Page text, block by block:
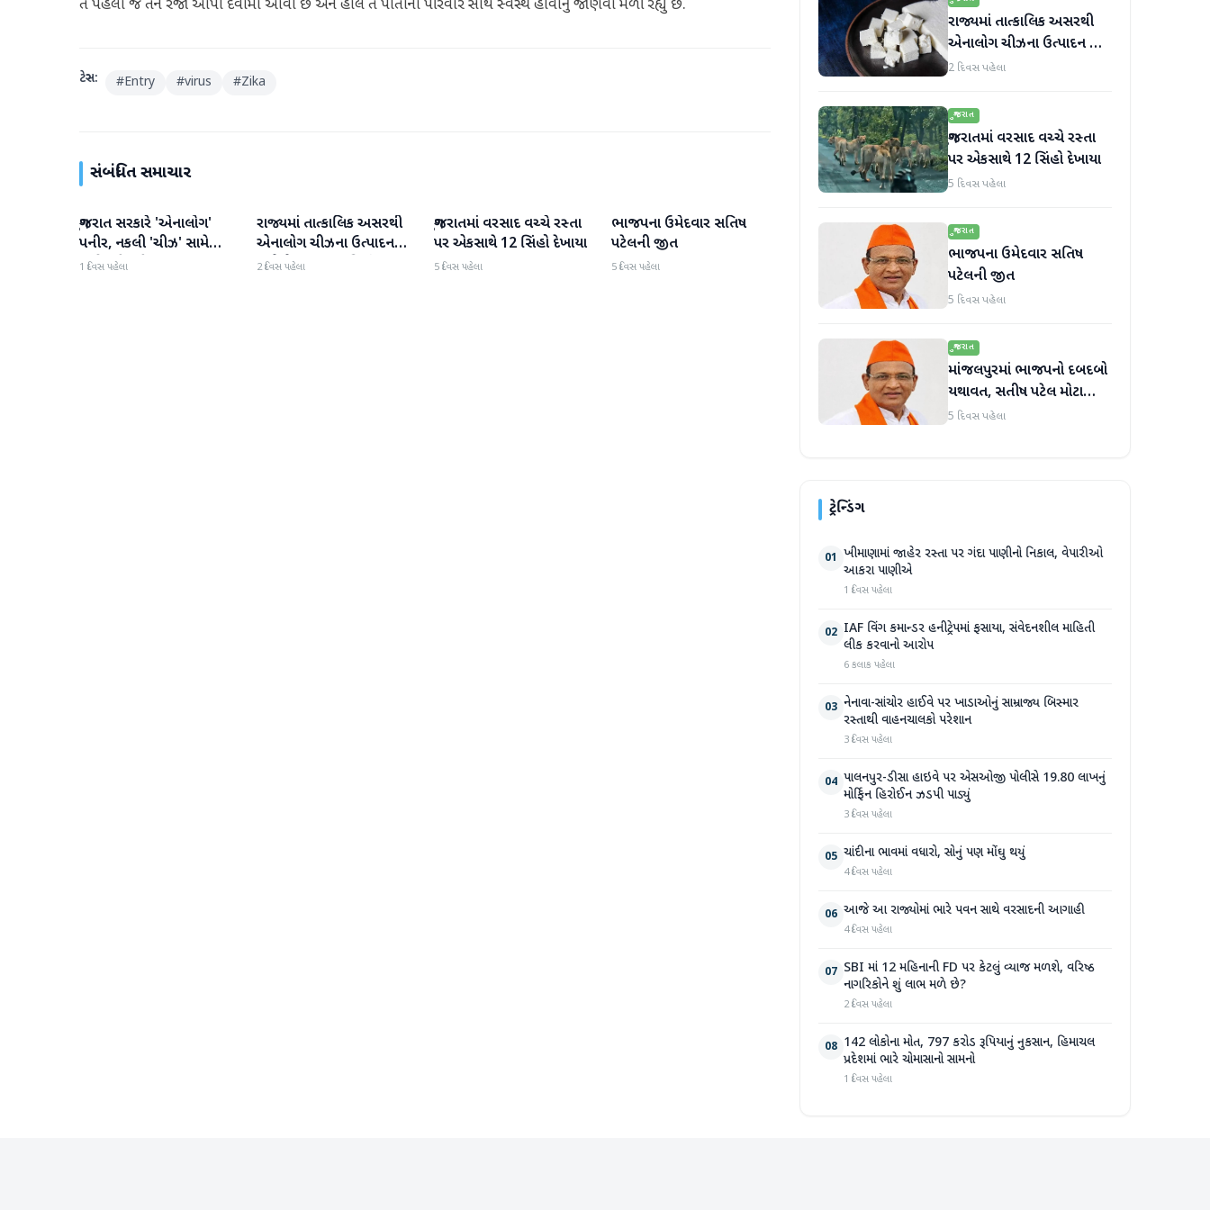
તે પહેલા જ તેને રજા આપી દેવામાં આવી છે અને હાલ તે પોતાના પરિવાર સાથે સ્વસ્થ હોવાનું જાણવા મળી રહ્યું છે.
ટેગ્સ: #Entry #virus #Zika
સંબંધિત સમાચાર
ગુજરાત
ગુજરાત સરકારે 'એનાલોગ'
પનીર, નકલી 'ચીઝ' સામે
કાર્યવાહી કરી
1 દિવસ પહેલા
ગુજરાત
રાજ્યમાં તાત્કાલિક અસરથી
એનાલોગ ચીઝના ઉત્પાદન
અને વેચાણ પર પ્રતિબંધ.
2 દિવસ પહેલા
ગુજરાત
ગુજરાતમાં વરસાદ વચ્ચે રસ્તા
પર એકસાથે 12 સિંહો દેખાયા
5 દિવસ પહેલા
ગુજરાત
ભાજપના ઉમેદવાર સતિષ
પટેલની જીત
5 દિવસ પહેલા
રાજ્યમાં તાત્કાલિક અસરથી
એનાલોગ ચીઝના ઉત્પાદન અને
વેચાણ પર પ્રતિબંધ.
2 દિવસ પહેલા
ગુજરાત
ગુજરાતમાં વરસાદ વચ્ચે રસ્તા
પર એકસાથે 12 સિંહો દેખાયા
5 દિવસ પહેલા
ગુજરાત
ભાજપના ઉમેદવાર સતિષ
પટેલની જીત
5 દિવસ પહેલા
ગુજરાત
માંજલપુરમાં ભાજપનો દબદબો
યથાવત, સતીષ પટેલ મોટા
માર્જિનથી આગળ
5 દિવસ પહેલા
ટ્રેન્ડિંગ
01 ખીમાણામાં જાહેર રસ્તા પર ગંદા પાણીનો નિકાલ, વેપારીઓ
આકરા પાણીએ
1 દિવસ પહેલા
02 IAF વિંગ કમાન્ડર હનીટ્રેપમાં ફસાયા, સંવેદનશીલ માહિતી
લીક કરવાનો આરોપ
6 કલાક પહેલા
03 નેનાવા-સાંચોર હાઈવે પર ખાડાઓનું સામ્રાજ્ય બિસ્માર
રસ્તાથી વાહનચાલકો પરેશાન
3 દિવસ પહેલા
04 પાલનપુર-ડીસા હાઇવે પર એસઓજી પોલીસે 19.80 લાખનું
મોર્ફિન હિરોઈન ઝડપી પાડ્યું
3 દિવસ પહેલા
05 ચાંદીના ભાવમાં વધારો, સોનું પણ મોંઘુ થયું
4 દિવસ પહેલા
06 આજે આ રાજ્યોમાં ભારે પવન સાથે વરસાદની આગાહી
4 દિવસ પહેલા
07 SBI માં 12 મહિનાની FD પર કેટલું વ્યાજ મળશે, વરિષ્ઠ
નાગરિકોને શું લાભ મળે છે?
2 દિવસ પહેલા
08 142 લોકોના મોત, 797 કરોડ રૂપિયાનું નુકસાન, હિમાચલ
પ્રદેશમાં ભારે ચોમાસાનો સામનો
1 દિવસ પહેલા